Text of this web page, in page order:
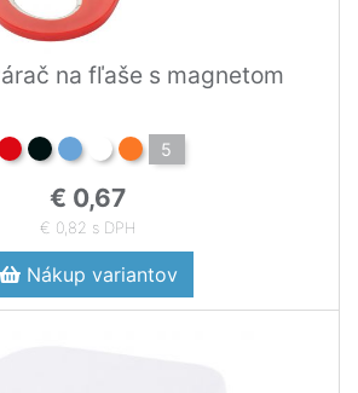
na fľaše s magnetom
5
€ 0,67
€ 0,82 s DPH
Nákup variantov